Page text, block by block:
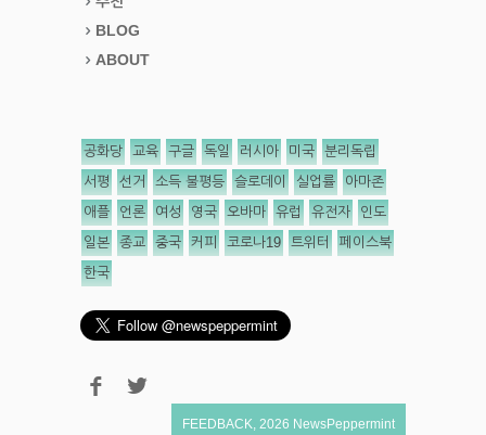
BLOG
ABOUT
공화당 교육 구글 독일 러시아 미국 분리독립
서평 선거 소득 불평등 슬로데이 실업률 아마존
애플 언론 여성 영국 오바마 유럽 유전자 인도
일본 종교 중국 커피 코로나19 트위터 페이스북
한국
FEEDBACK 2026 NewsPeppermint